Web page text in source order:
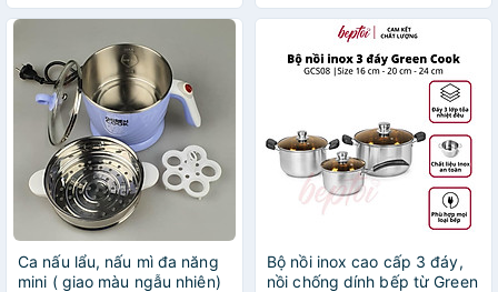
Ca nấu lẩu, nấu mì đa năng
mini ( giao màu ngẫu nhiên)
Bộ nồi inox cao cấp 3 đáy,
nồi chống dính bếp từ Green